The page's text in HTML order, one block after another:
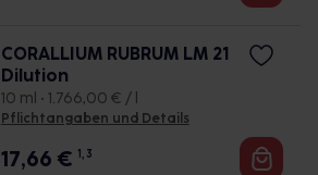
CORALLIUM RUBRUM LM 21
Dilution
10 ml • 1.766,00 € / l
Pflichtangaben und Details
17,66 € 1, 3